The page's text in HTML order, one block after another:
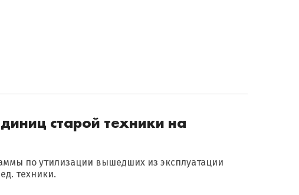
старой техники на
по утилизации вышедших из эксплуатации
техники.